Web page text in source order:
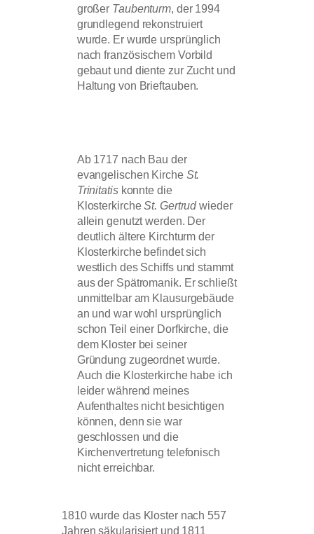
großer Taubenturm, der 1994
grundlegend rekonstruiert
wurde. Er wurde ursprünglich
nach französischem Vorbild
gebaut und diente zur Zucht und
Haltung von Brieftauben.
Ab 1717 nach Bau der
evangelischen Kirche St.
Trinitatiskonnte die
KlosterkircheSt. Gertrudwieder
allein genutzt werden. Der
deutlich ältere Kirchturm der
Klosterkirche befindet sich
westlich des Schiffs und stammt
aus der Spätromanik. Er schließt
unmittelbar am Klausurgebäude
an und war wohl ursprünglich
schon Teil einer Dorfkirche, die
dem Kloster bei seiner
Gründung zugeordnet wurde.
Auch die Klosterkirche habe ich
leider während meines
Aufenthaltes nicht besichtigen
können, denn sie war
geschlossen und die
Kirchenvertretung telefonisch
nicht erreichbar.
1810 wurde das Kloster nach 557
Jahren säkularisiert und 1811